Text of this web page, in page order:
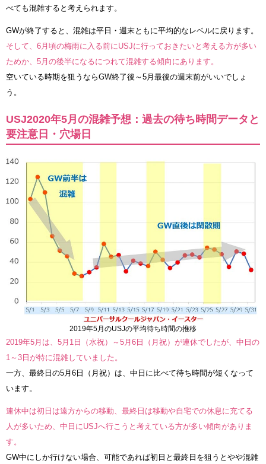
べても混雑すると考えられます。
GWが終了すると、混雑は平日・週末ともに平均的なレベルに戻ります。
そして、6月頃の梅雨に入る前にUSJに行っておきたいと考える方が多い
ためか、5月の後半になるにつれて混雑する傾向にあります。
空いている時期を狙うならGW終了後～5月最後の週末前がいいでしょ
う。
USJ2020年5月の混雑予想：過去の待ち時間データと
要注意日・穴場日
2019年5月のUSJの平均待ち時間の推移
2019年5月は、5月1日（水祝）～5月6日（月祝）が連休でしたが、中日の
1～3日が特に混雑していました。
一方、最終日の5月6日（月祝）は、中日に比べて待ち時間が短くなって
います。
連休中は初日は遠方からの移動、最終日は移動や自宅での休息に充てる
人が多いため、中日にUSJへ行こうと考えている方が多い傾向がありま
す。
GW中にしか行けない場合、可能であれば初日と最終日を狙うとやや混雑